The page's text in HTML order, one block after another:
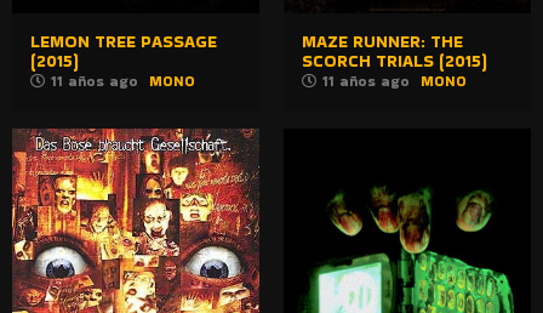
LEMON TREE PASSAGE
(2015)
11 años ago MONO
MAZE RUNNER: THE
SCORCH TRIALS (2015)
11 años ago MONO